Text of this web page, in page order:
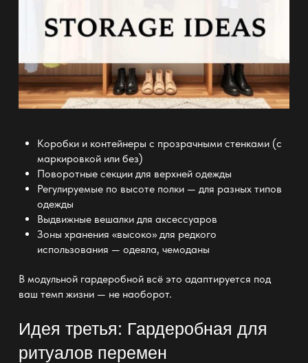
Коробки и контейнеры с прозрачными стенками (с
маркировкой или без)
Поворотные секции для верхней одежды
Регулируемые по высоте полки — для разных типов
одежды
Выдвижные вешалкидля аксессуаров
Зоны хранения «высоко» для редкого
использования — одеяла, чемоданы
В модульной гардеробнойвсё это адаптируется под
ваш темп жизни — не наоборот.
Идея третья: Гардеробная для
ритуалов перемен